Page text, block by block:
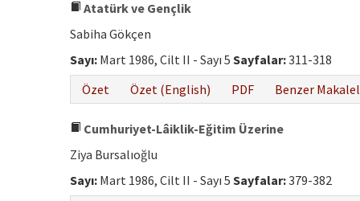
Atatürk ve Gençlik
Sabiha Gökçen
Sayı: Mart 1986, Cilt II - Sayı 5 Sayfalar:311-318
Özet
Özet (English) PDF Benzer
Cumhuriyet-Lâiklik-Eğitim Üzerine
Ziya Bursalıoğlu
Sayı: Mart 1986, Cilt II - Sayı 5 Sayfalar:379-382